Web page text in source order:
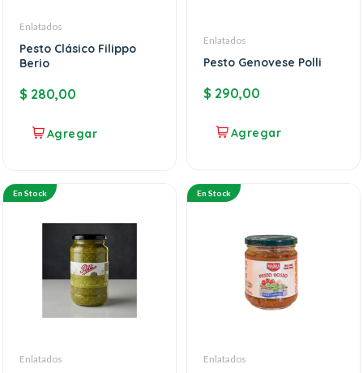
Enlatados
Pesto Clásico Filippo
Berio
$ 280,00
Enlatados
Pesto Genovese Polli
$ 290,00
En Stock
Enlatados
En Stock
Enlatados